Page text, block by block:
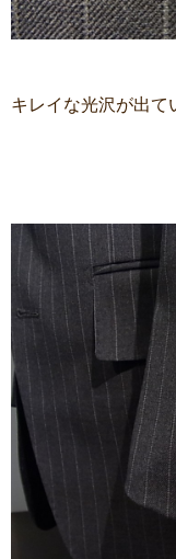
キレイな光沢が出て